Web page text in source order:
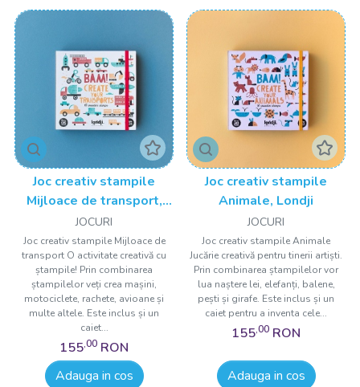
Joc creativ stampile
Mijloace de transport,
Londji
JOCURI
Joc creativ stampile Mijloace de
transport O activitate creativă cu
ștampile! Prin combinarea
ștampilelor veți crea mașini,
motociclete, rachete, avioane și
multe altele. Este inclus și un
caiet...
155,00 RON
Adauga in cos
Joc creativ stampile
Animale, Londji
JOCURI
Joc creativ stampile Animale
Jucărie creativă pentru tinerii artiști.
Prin combinarea ștampilelor vor
lua naștere lei, elefanți, balene,
pești și girafe. Este inclus și un
caiet pentru a inventa cele...
155,00 RON
Adauga in cos